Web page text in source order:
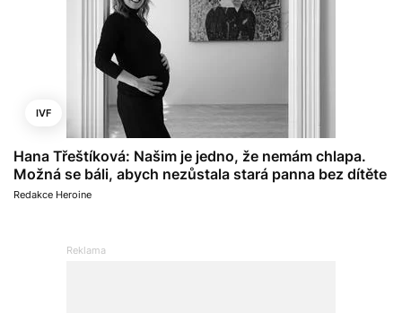
IVF
Hana Třeštíková: Našim je jedno, že nemám chlapa.
Možná se báli, abych nezůstala stará panna bez dítěte
Redakce Heroine